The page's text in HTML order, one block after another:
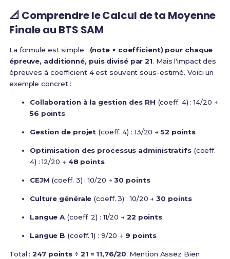
📐 Comprendre le Calcul de ta Moyenne
Finale au BTS SAM
La formule est simple : (note × coefficient) pour chaque
épreuve, additionné, puis divisé par 21. Mais l'impact des
épreuves à coefficient 4 est souvent sous-estimé. Voici un
exemple concret :
Collaboration à la gestion des RH (coeff. 4) : 14/20 →
56 points
Gestion de projet (coeff. 4) : 13/20 →52 points
Optimisation des processus administratifs(coeff.
4) : 12/20 → 48 points
CEJM (coeff. 3) : 10/20 →30 points
Culture générale (coeff. 3) : 10/20 →30 points
Langue A(coeff. 2) : 11/20 → 22 points
Langue B (coeff. 1) : 9/20 → 9 points
Total :247 points ÷ 21 = 11,76/20. Mention Assez Bien